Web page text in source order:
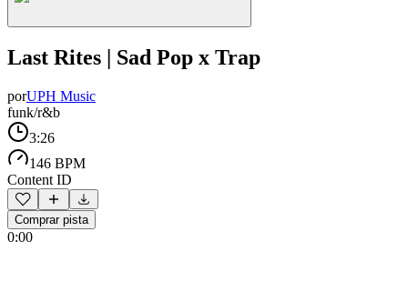
Last Rites | Sad Pop x Trap
porUPH Music
funk/r&b
3:26
146 BPM
Content ID
Comprar pista
0:00